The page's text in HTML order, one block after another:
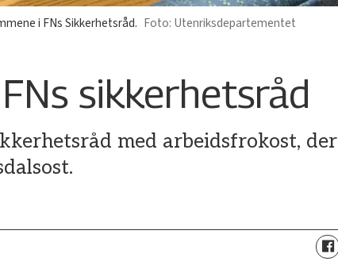
i FNs Sikkerhetsråd. Utenriksdepartementet
sikkerhetsråd
med arbeidsfrokost, der